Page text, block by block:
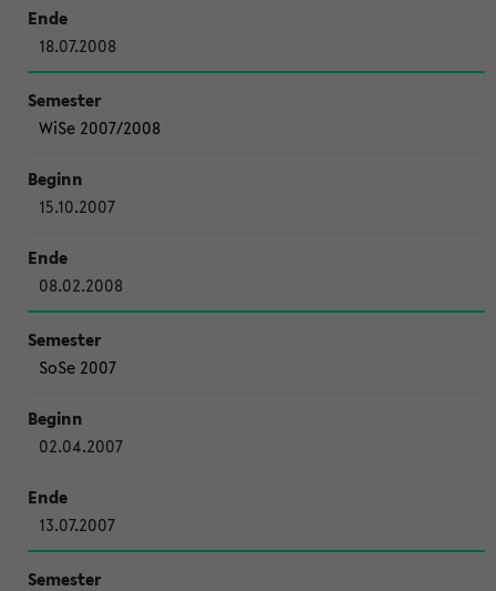
18.07.2008
WiSe 2007/2008
15.10.2007
08.02.2008
SoSe 2007
02.04.2007
13.07.2007